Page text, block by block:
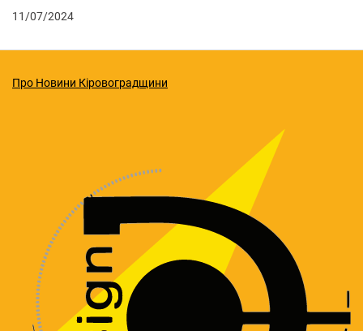
11/07/2024
Про Новини Кіровоградщини